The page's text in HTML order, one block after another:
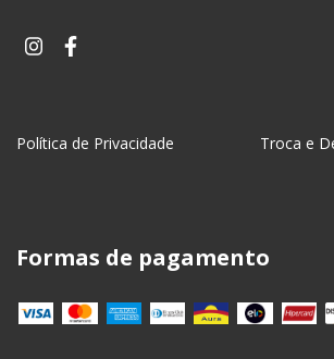
Política de Privacidade Troca e
Formas de pagamento